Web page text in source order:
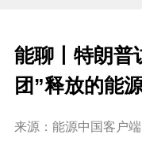
能聊丨特朗普
团”释放的能
来源：能源中国客户端